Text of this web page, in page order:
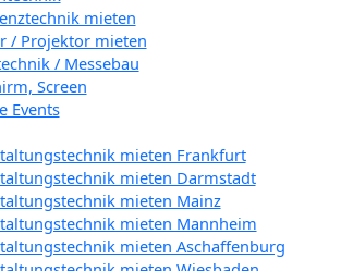
mieten
/ Projektor mieten
/ Messebau
Screen
Events
mieten Frankfurt
mieten Darmstadt
mieten Mainz
mieten Mannheim
mieten Aschaffenburg